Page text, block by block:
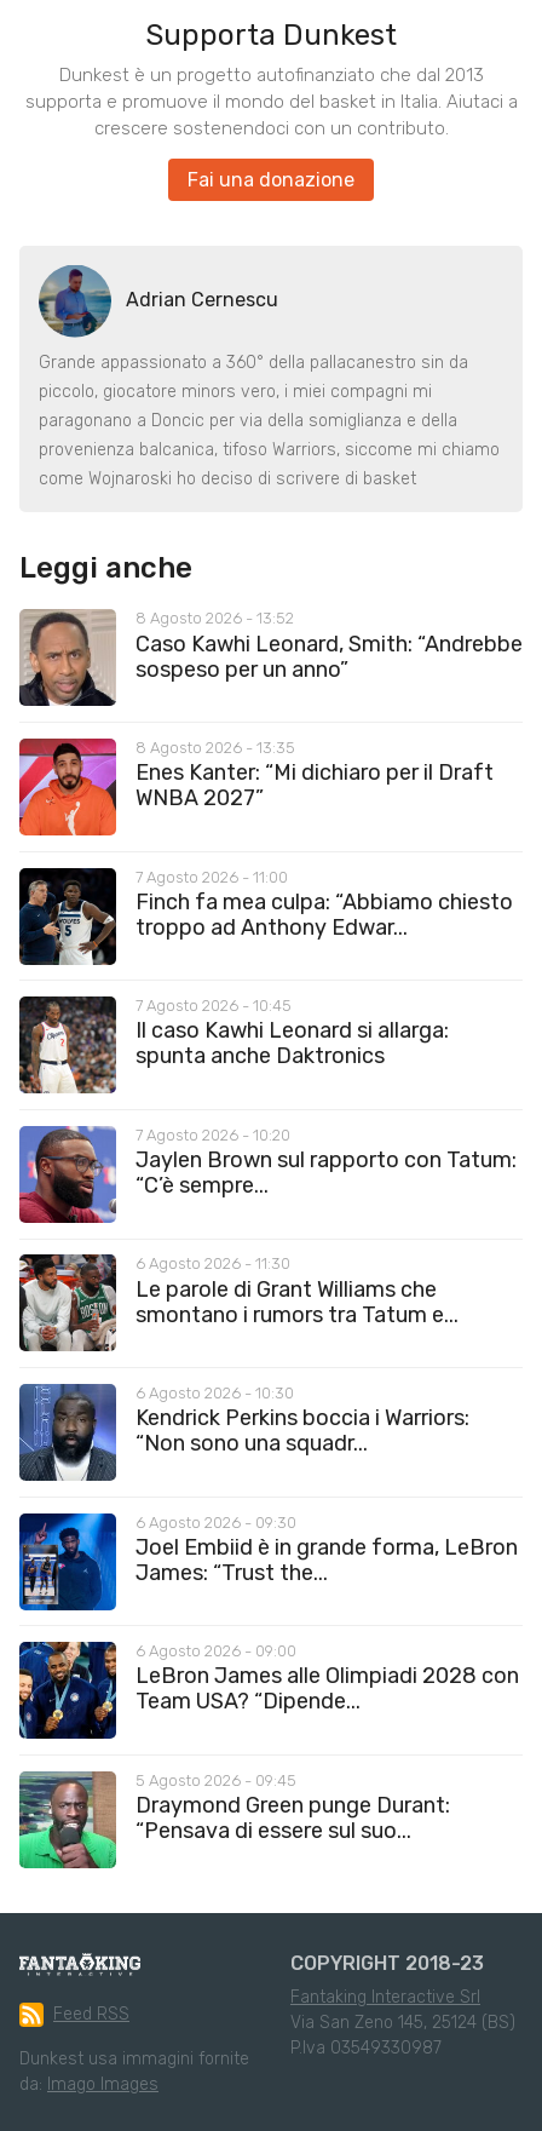
Supporta Dunkest
Dunkest è un progetto autofinanziato che dal 2013
supporta e promuove il mondo del basket in Italia. Aiutaci a
crescere sostenendoci con un contributo.
Fai una donazione
Adrian Cernescu
Grande appassionato a 360° della pallacanestro sin da
piccolo, giocatore minors vero, i miei compagni mi
paragonano a Doncic per via della somiglianza e della
provenienza balcanica, tifoso Warriors, siccome mi chiamo
come Wojnaroski ho deciso di scrivere di basket
Leggi anche
8 Agosto 2026 - 13:52
Caso Kawhi Leonard, Smith: “Andrebbe
sospeso per un anno”
8 Agosto 2026 - 13:35
Enes Kanter: “Mi dichiaro per il Draft
WNBA 2027”
7 Agosto 2026 - 11:00
Finch fa mea culpa: “Abbiamo chiesto
troppo ad Anthony Edwar...
7 Agosto 2026 - 10:45
Il caso Kawhi Leonard si allarga:
spunta anche Daktronics
7 Agosto 2026 - 10:20
Jaylen Brown sul rapporto con Tatum:
“C’è sempre...
6 Agosto 2026 - 11:30
Le parole di Grant Williams che
smontano i rumors tra Tatum e...
6 Agosto 2026 - 10:30
Kendrick Perkins boccia i Warriors:
“Non sono una squadr...
6 Agosto 2026 - 09:30
Joel Embiid è in grande forma, LeBron
James: “Trust the...
6 Agosto 2026 - 09:00
LeBron James alle Olimpiadi 2028 con
Team USA? “Dipende...
5 Agosto 2026 - 09:45
Draymond Green punge Durant:
“Pensava di essere sul suo...
Feed RSS
Dunkest usa immagini fornite
da: Imago Images
COPYRIGHT 2018-23
Fantaking Interactive Srl
Via San Zeno 145, 25124 (BS)
P.Iva 03549330987